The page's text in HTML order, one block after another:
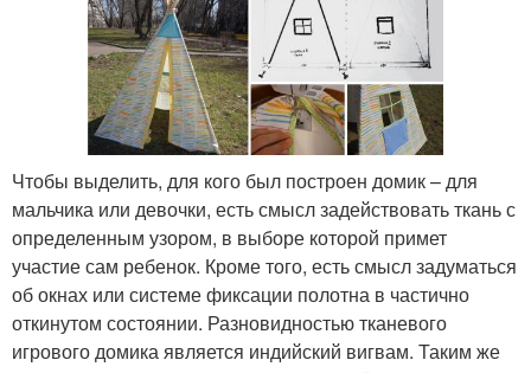
Чтобы выделить, для кого был построен домик – для
мальчика или девочки, есть смысл задействовать ткань с
определенным узором, в выборе которой примет
участие сам ребенок. Кроме того, есть смысл задуматься
об окнах или системе фиксации полотна в частично
откинутом состоянии. Разновидностью тканевого
игрового домика является индийский вигвам. Таким же